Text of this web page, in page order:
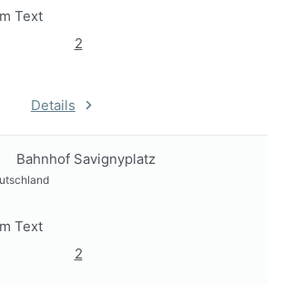
Text
2
Details
Bahnhof Savignyplatz
Text
2